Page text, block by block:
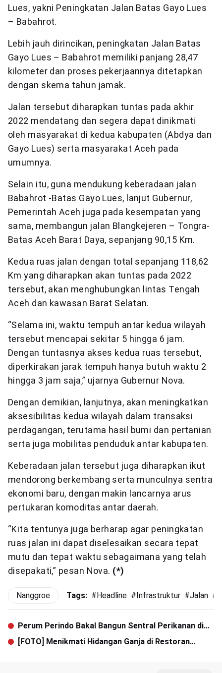
Lues, yakni Peningkatan Jalan Batas Gayo Lues
– Babahrot.
Lebih jauh dirincikan, peningkatan Jalan Batas
Gayo Lues – Babahrot memiliki panjang 28,47
kilometer dan proses pekerjaannya ditetapkan
dengan skema tahun jamak.
Jalan tersebut diharapkan tuntas pada akhir
2022 mendatang dan segera dapat dinikmati
oleh masyarakat di kedua kabupaten (Abdya dan
Gayo Lues) serta masyarakat Aceh pada
umumnya.
Selain itu, guna mendukung keberadaan jalan
Babahrot -Batas Gayo Lues, lanjut Gubernur,
Pemerintah Aceh juga pada kesempatan yang
sama, membangun jalan Blangkejeren – Tongra-
Batas Aceh Barat Daya, sepanjang 90,15 Km.
Kedua ruas jalan dengan total sepanjang 118,62
Km yang diharapkan akan tuntas pada 2022
tersebut, akan menghubungkan lintas Tengah
Aceh dan kawasan Barat Selatan.
“Selama ini, waktu tempuh antar kedua wilayah
tersebut mencapai sekitar 5 hingga 6 jam.
Dengan tuntasnya akses kedua ruas tersebut,
diperkirakan jarak tempuh hanya butuh waktu 2
hingga 3 jam saja,” ujarnya Gubernur Nova.
Dengan demikian, lanjutnya, akan meningkatkan
aksesibilitas kedua wilayah dalam transaksi
perdagangan, terutama hasil bumi dan pertanian
serta juga mobilitas penduduk antar kabupaten.
Keberadaan jalan tersebut juga diharapkan ikut
mendorong berkembang serta munculnya sentra
ekonomi baru, dengan makin lancarnya arus
pertukaran komoditas antar daerah.
“Kita tentunya juga berharap agar peningkatan
ruas jalan ini dapat diselesaikan secara tepat
mutu dan tepat waktu sebagaimana yang telah
disepakati,” pesan Nova. (*)
Nanggroe Tags: #Headline #Infrastruktur #Jalan #
Perum Perindo Bakal Bangun Sentral Perikanan di
Banda Aceh
[FOTO] Menikmati Hidangan Ganja di Restoran